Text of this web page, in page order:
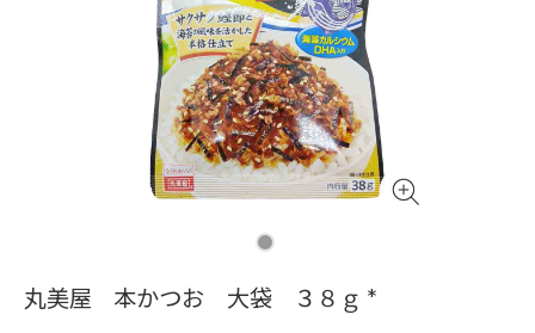
丸美屋 本かつお 大袋 ３８ｇ *